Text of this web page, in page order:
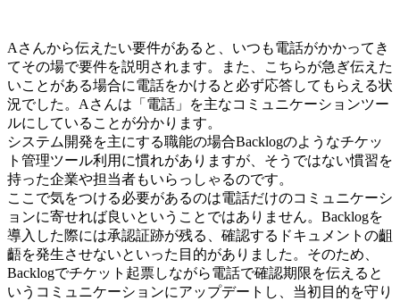
Aさんから伝えたい要件があると、いつも電話がかかってき
てその場で要件を説明されます。また、こちらが急ぎ伝えた
いことがある場合に電話をかけると必ず応答してもらえる状
況でした。Aさんは「電話」を主なコミュニケーションツー
ルにしていることが分かります。
システム開発を主にする職能の場合Backlogのようなチケッ
ト管理ツール利用に慣れがありますが、そうではない慣習を
持った企業や担当者もいらっしゃるのです。
ここで気をつける必要があるのは電話だけのコミュニケーシ
ョンに寄せれば良いということではありません。Backlogを
導入した際には承認証跡が残る、確認するドキュメントの齟
齬を発生させないといった目的がありました。そのため、
Backlogでチケット起票しながら電話で確認期限を伝えると
いうコミュニケーションにアップデートし、当初目的を守り